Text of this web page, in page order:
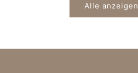
Alle anzeigen